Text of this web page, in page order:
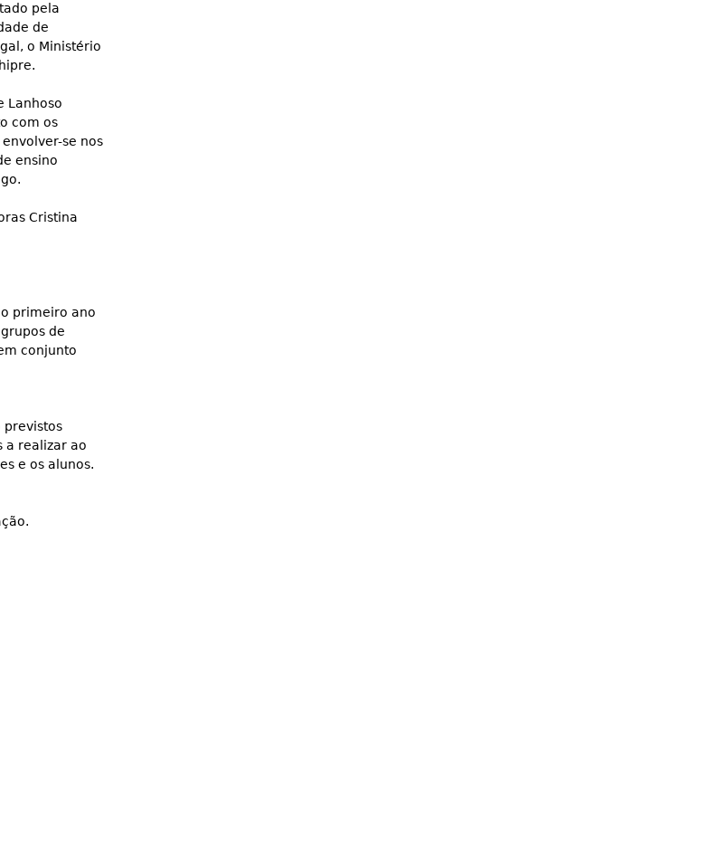
pela
de
o Ministério
Lanhoso
com os
se nos
ensino
Cristina
primeiro ano
de
conjunto
previstos
a realizar ao
e os alunos.